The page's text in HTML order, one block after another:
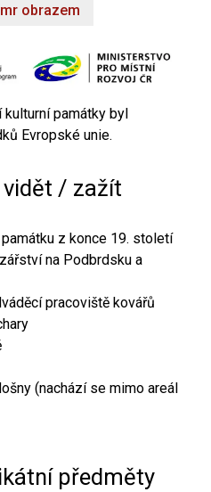
obrazem
památky byl
Evropské unie.
/ zažít
z konce 19. století
na Podbrdsku a
pracoviště kovářů
(nachází se mimo areál
předměty